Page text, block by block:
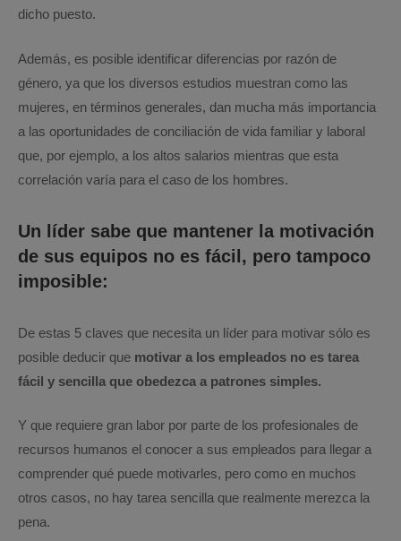
dicho puesto.
Además, es posible identificar diferencias por razón de
género, ya que los diversos estudios muestran como las
mujeres, en términos generales, dan mucha más importancia
a las oportunidades de conciliación de vida familiar y laboral
que, por ejemplo, a los altos salarios mientras que esta
correlación varía para el caso de los hombres.
Un líder sabe que mantener la motivación
de sus equipos no es fácil, pero tampoco
imposible:
De estas 5 claves que necesita un líder para motivar sólo es
posible deducir que motivar a los empleados no es tarea
fácil y sencilla que obedezca a patrones simples.
Y que requiere gran labor por parte de los profesionales de
recursos humanos el conocer a sus empleados para llegar a
comprender qué puede motivarles, pero como en muchos
otros casos, no hay tarea sencilla que realmente merezca la
pena.